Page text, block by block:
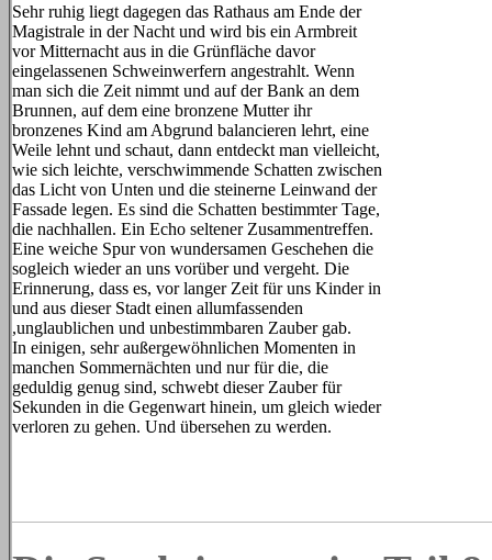
Sehr ruhig liegt dagegen das Rathaus am Ende der
Magistrale in der Nacht und wird bis ein Armbreit
vor Mitternacht aus in die Grünfläche davor
eingelassenen Schweinwerfern angestrahlt. Wenn
man sich die Zeit nimmt und auf der Bank an dem
Brunnen, auf dem eine bronzene Mutter ihr
bronzenes Kind am Abgrund balancieren lehrt, eine
Weile lehnt und schaut, dann entdeckt man vielleicht,
wie sich leichte, verschwimmende Schatten zwischen
das Licht von Unten und die steinerne Leinwand der
Fassade legen. Es sind die Schatten bestimmter Tage,
die nachhallen. Ein Echo seltener Zusammentreffen.
Eine weiche Spur von wundersamen Geschehen die
sogleich wieder an uns vorüber und vergeht. Die
Erinnerung, dass es, vor langer Zeit für uns Kinder in
und aus dieser Stadt einen allumfassenden
,unglaublichen und unbestimmbaren Zauber gab.
In einigen, sehr außergewöhnlichen Momenten in
manchen Sommernächten und nur für die, die
geduldig genug sind, schwebt dieser Zauber für
Sekunden in die Gegenwart hinein, um gleich wieder
verloren zu gehen. Und übersehen zu werden.